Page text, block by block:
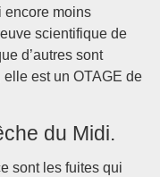
encore moins
scientifique de
d’autres sont
est un OTAGE de
du Midi.
sont les fuites qui